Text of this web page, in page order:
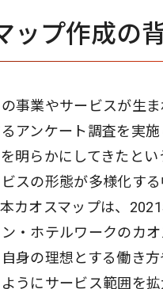
ップ作成の
事業やサービスが生
アンケート調査を実
明らかにしてきたと
スの形態が多様化す
カオスマップは、
・ホテルワークのカ
身の理想とする働き
うにサービス範囲を